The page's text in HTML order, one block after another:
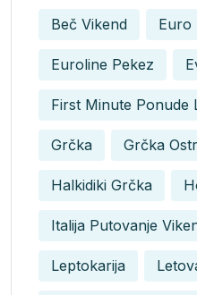
Beč Vikend Euro
Euroline Pekez
First Minute Ponude
Grčka Grčka
Halkidiki Grčka
Italija Putovanje
Leptokarija